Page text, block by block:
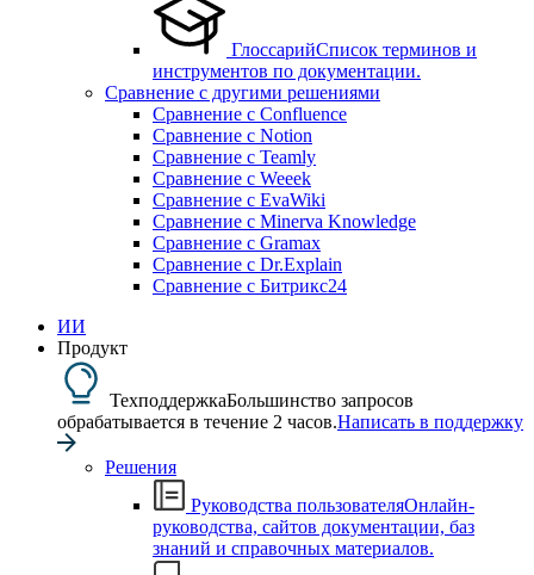
ГлоссарийСписок терминов и
инструментов по документации.
Сравнение с другими решениями
Сравнение с Confluence
Сравнение с Notion
Сравнение с Teamly
Сравнение с Weeek
Сравнение с EvaWiki
Сравнение с Minerva Knowledge
Сравнение с Gramax
Сравнение с Dr.Explain
Сравнение с Битрикс24
ИИ
Продукт
ТехподдержкаБольшинство запросов
обрабатывается в течение 2 часов.Написать в поддержку
Решения
Руководства пользователяОнлайн-
руководства, сайтов документации, баз
знаний и справочных материалов.